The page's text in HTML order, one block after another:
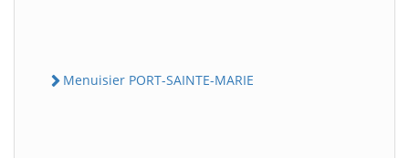
Menuisier PORT-SAINTE-MARIE